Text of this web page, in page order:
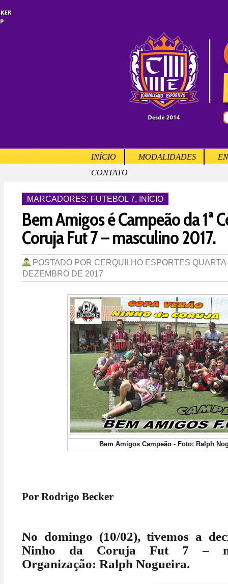
INÍCIO MODALIDADES
CONTATO
MARCADORES: FUTEBOL 7, INÍCIO
Bem Amigos é Campeão da 1ª
Coruja Fut 7 – masculino 2017.
POSTADO POR CERQUILHO ESPORTES
DEZEMBRO DE 2017
Bem Amigos Campeão - Foto: Ralph
Por Rodrigo Becker
No domingo (10/02), tivemos a
Ninho da Coruja Fut 7 –
Organização: Ralph Nogueira.